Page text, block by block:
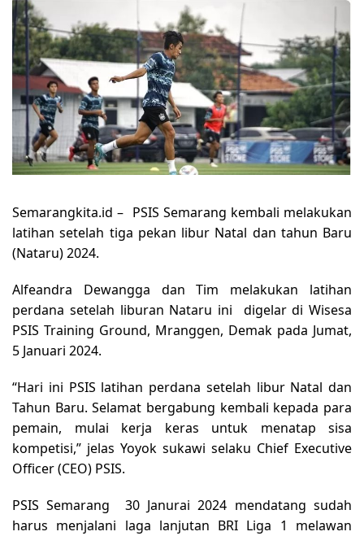
Semarangkita.id – PSIS Semarang kembali melakukan
latihan setelah tiga pekan libur Natal dan tahun Baru
(Nataru) 2024.
Alfeandra Dewangga dan Tim melakukan latihan
perdana setelah liburan Nataru ini digelar di Wisesa
PSIS Training Ground, Mranggen, Demak pada Jumat,
5 Januari 2024.
“Hari ini PSIS latihan perdana setelah libur Natal dan
Tahun Baru. Selamat bergabung kembali kepada para
pemain, mulai kerja keras untuk menatap sisa
kompetisi,” jelas Yoyok sukawi selaku Chief Executive
Officer (CEO) PSIS.
PSIS Semarang 30 Janurai 2024 mendatang sudah
harus menjalani laga lanjutan BRI Liga 1 melawan